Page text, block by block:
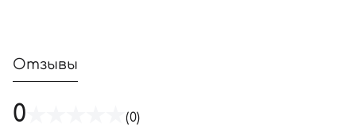
Отзывы
0 (0)